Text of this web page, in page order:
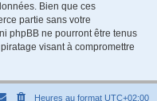
Bien que ces
partie sans votre
phpBB ne pourront être tenus
visant à compromettre
Heures au format UTC+02:00